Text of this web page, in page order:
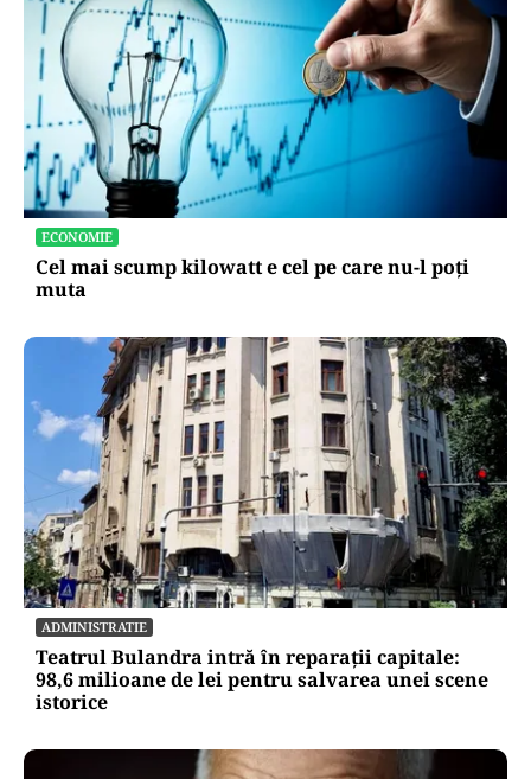
ECONOMIE
Cel mai scump kilowatt e cel pe care nu-l poți
muta
ADMINISTRATIE
Teatrul Bulandra intră în reparații capitale:
98,6 milioane de lei pentru salvarea unei scene
istorice